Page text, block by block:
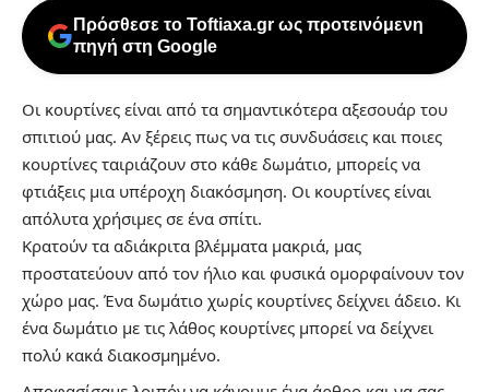
Πρόσθεσε το Toftiaxa.gr ως προτεινόμενη
πηγή στη Google
Οι κουρτίνες είναι από τα σημαντικότερα αξεσουάρ του
σπιτιού μας. Αν ξέρεις πως να τις συνδυάσεις και ποιες
κουρτίνες ταιριάζουν στο κάθε δωμάτιο, μπορείς να
φτιάξεις μια υπέροχη διακόσμηση. Οι κουρτίνες είναι
απόλυτα χρήσιμες σε ένα σπίτι.
Κρατούν τα αδιάκριτα βλέμματα μακριά, μας
προστατεύουν από τον ήλιο και φυσικά ομορφαίνουν τον
χώρο μας. Ένα δωμάτιο χωρίς κουρτίνες δείχνει άδειο. Κι
ένα δωμάτιο με τις λάθος κουρτίνες μπορεί να δείχνει
πολύ κακά διακοσμημένο.